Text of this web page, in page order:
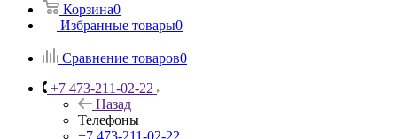
Корзина0
Избранные товары0
Сравнение товаров0
+7 473-211-02-22
Назад
Телефоны
+7 473-211-02-22